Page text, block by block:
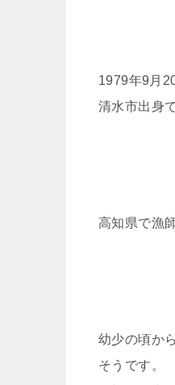
1979年9月
清水市出身
高知県で漁
幼少の頃か
そうです。